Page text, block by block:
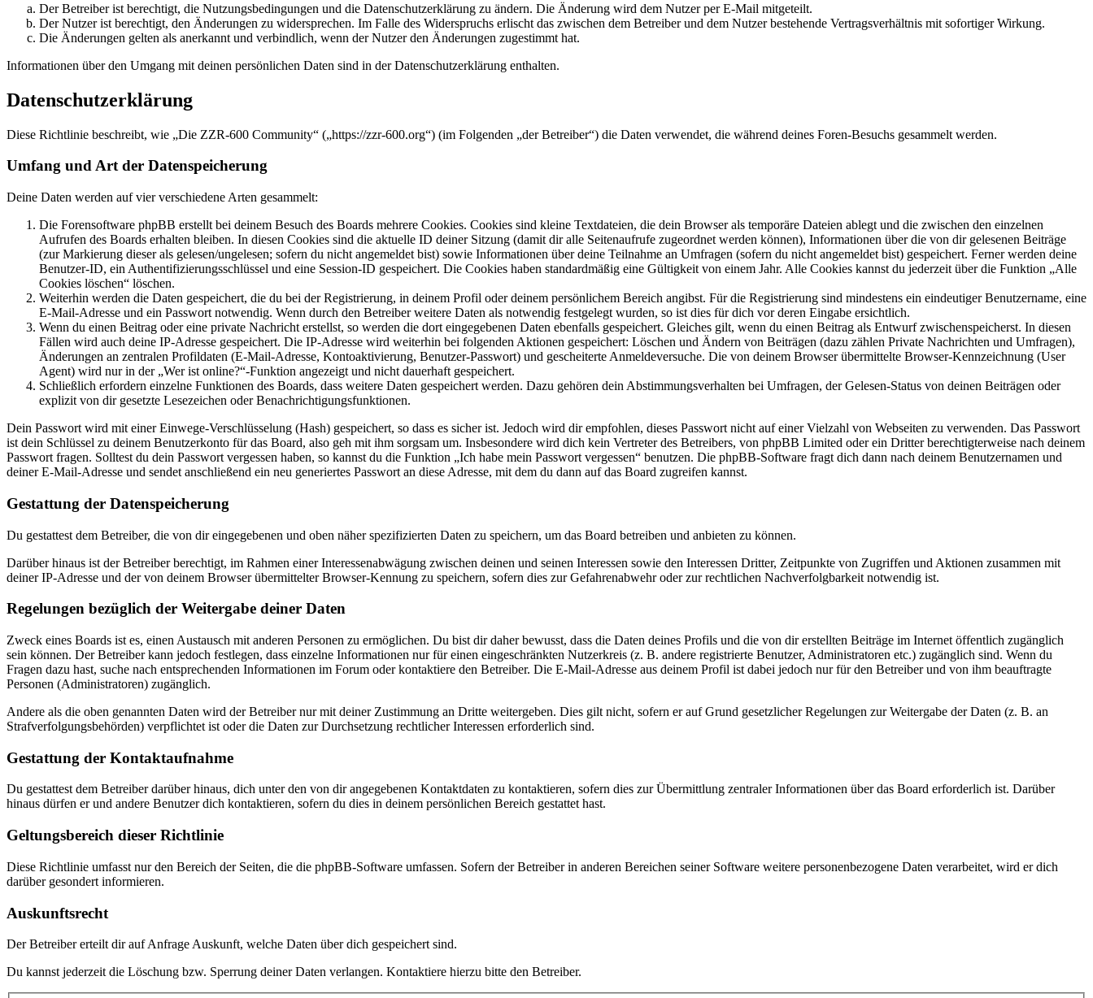
Der Betreiber ist berechtigt, die Nutzungsbedingungen und die Datenschutzerklärung zu ändern. Die Änderung wird dem Nutzer per E-Mail mitgeteilt.
Der Nutzer ist berechtigt, den Änderungen zu widersprechen. Im Falle des Widerspruchs erlischt das zwischen dem Betreiber und dem Nutzer bestehende Vertragsverhältnis mit sofortiger Wirkung.
Die Änderungen gelten als anerkannt und verbindlich, wenn der Nutzer den Änderungen zugestimmt hat.
Informationen über den Umgang mit deinen persönlichen Daten sind in der Datenschutzerklärung enthalten.
Datenschutzerklärung
Diese Richtlinie beschreibt, wie „Die ZZR-600 Community“ („https://zzr-600.org“) (im Folgenden „der Betreiber“) die Daten verwendet, die während deines Foren-Besuchs gesammelt werden.
Umfang und Art der Datenspeicherung
Deine Daten werden auf vier verschiedene Arten gesammelt:
Die Forensoftware phpBB erstellt bei deinem Besuch des Boards mehrere Cookies. Cookies sind kleine Textdateien, die dein Browser als temporäre Dateien ablegt und die zwischen den einzelnen
Aufrufen des Boards erhalten bleiben. In diesen Cookies sind die aktuelle ID deiner Sitzung (damit dir alle Seitenaufrufe zugeordnet werden können), Informationen über die von dir gelesenen Beiträge
(zur Markierung dieser als gelesen/ungelesen; sofern du nicht angemeldet bist) sowie Informationen über deine Teilnahme an Umfragen (sofern du nicht angemeldet bist) gespeichert. Ferner werden deine
Benutzer-ID, ein Authentifizierungsschlüssel und eine Session-ID gespeichert. Die Cookies haben standardmäßig eine Gültigkeit von einem Jahr. Alle Cookies kannst du jederzeit über die Funktion „Alle
Cookies löschen“ löschen.
Weiterhin werden die Daten gespeichert, die du bei der Registrierung, in deinem Profil oder deinem persönlichem Bereich angibst. Für die Registrierung sind mindestens ein eindeutiger Benutzername, eine
E-Mail-Adresse und ein Passwort notwendig. Wenn durch den Betreiber weitere Daten als notwendig festgelegt wurden, so ist dies für dich vor deren Eingabe ersichtlich.
Wenn du einen Beitrag oder eine private Nachricht erstellst, so werden die dort eingegebenen Daten ebenfalls gespeichert. Gleiches gilt, wenn du einen Beitrag als Entwurf zwischenspeicherst. In diesen
Fällen wird auch deine IP-Adresse gespeichert. Die IP-Adresse wird weiterhin bei folgenden Aktionen gespeichert: Löschen und Ändern von Beiträgen (dazu zählen Private Nachrichten und Umfragen),
Änderungen an zentralen Profildaten (E-Mail-Adresse, Kontoaktivierung, Benutzer-Passwort) und gescheiterte Anmeldeversuche. Die von deinem Browser übermittelte Browser-Kennzeichnung (User
Agent) wird nur in der „Wer ist online?“-Funktion angezeigt und nicht dauerhaft gespeichert.
Schließlich erfordern einzelne Funktionen des Boards, dass weitere Daten gespeichert werden. Dazu gehören dein Abstimmungsverhalten bei Umfragen, der Gelesen-Status von deinen Beiträgen oder
explizit von dir gesetzte Lesezeichen oder Benachrichtigungsfunktionen.
Dein Passwort wird mit einer Einwege-Verschlüsselung (Hash) gespeichert, so dass es sicher ist. Jedoch wird dir empfohlen, dieses Passwort nicht auf einer Vielzahl von Webseiten zu verwenden. Das Passwort
ist dein Schlüssel zu deinem Benutzerkonto für das Board, also geh mit ihm sorgsam um. Insbesondere wird dich kein Vertreter des Betreibers, von phpBB Limited oder ein Dritter berechtigterweise nach deinem
Passwort fragen. Solltest du dein Passwort vergessen haben, so kannst du die Funktion „Ich habe mein Passwort vergessen“ benutzen. Die phpBB-Software fragt dich dann nach deinem Benutzernamen und
deiner E-Mail-Adresse und sendet anschließend ein neu generiertes Passwort an diese Adresse, mit dem du dann auf das Board zugreifen kannst.
Gestattung der Datenspeicherung
Du gestattest dem Betreiber, die von dir eingegebenen und oben näher spezifizierten Daten zu speichern, um das Board betreiben und anbieten zu können.
Darüber hinaus ist der Betreiber berechtigt, im Rahmen einer Interessenabwägung zwischen deinen und seinen Interessen sowie den Interessen Dritter, Zeitpunkte von Zugriffen und Aktionen zusammen mit
deiner IP-Adresse und der von deinem Browser übermittelter Browser-Kennung zu speichern, sofern dies zur Gefahrenabwehr oder zur rechtlichen Nachverfolgbarkeit notwendig ist.
Regelungen bezüglich der Weitergabe deiner Daten
Zweck eines Boards ist es, einen Austausch mit anderen Personen zu ermöglichen. Du bist dir daher bewusst, dass die Daten deines Profils und die von dir erstellten Beiträge im Internet öffentlich zugänglich
sein können. Der Betreiber kann jedoch festlegen, dass einzelne Informationen nur für einen eingeschränkten Nutzerkreis (z. B. andere registrierte Benutzer, Administratoren etc.) zugänglich sind. Wenn du
Fragen dazu hast, suche nach entsprechenden Informationen im Forum oder kontaktiere den Betreiber. Die E-Mail-Adresse aus deinem Profil ist dabei jedoch nur für den Betreiber und von ihm beauftragte
Personen (Administratoren) zugänglich.
Andere als die oben genannten Daten wird der Betreiber nur mit deiner Zustimmung an Dritte weitergeben. Dies gilt nicht, sofern er auf Grund gesetzlicher Regelungen zur Weitergabe der Daten (z. B. an
Strafverfolgungsbehörden) verpflichtet ist oder die Daten zur Durchsetzung rechtlicher Interessen erforderlich sind.
Gestattung der Kontaktaufnahme
Du gestattest dem Betreiber darüber hinaus, dich unter den von dir angegebenen Kontaktdaten zu kontaktieren, sofern dies zur Übermittlung zentraler Informationen über das Board erforderlich ist. Darüber
hinaus dürfen er und andere Benutzer dich kontaktieren, sofern du dies in deinem persönlichen Bereich gestattet hast.
Geltungsbereich dieser Richtlinie
Diese Richtlinie umfasst nur den Bereich der Seiten, die die phpBB-Software umfassen. Sofern der Betreiber in anderen Bereichen seiner Software weitere personenbezogene Daten verarbeitet, wird er dich
darüber gesondert informieren.
Auskunftsrecht
Der Betreiber erteilt dir auf Anfrage Auskunft, welche Daten über dich gespeichert sind.
Du kannst jederzeit die Löschung bzw. Sperrung deiner Daten verlangen. Kontaktiere hierzu bitte den Betreiber.